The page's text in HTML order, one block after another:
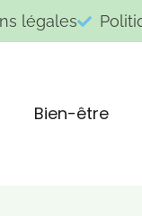
légales
Bien-être